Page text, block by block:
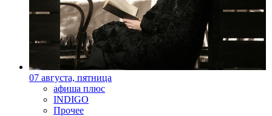
07 августа, пятница
афиша плюс
INDIGO
Прочее